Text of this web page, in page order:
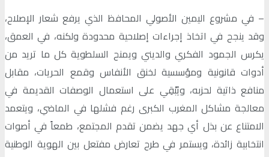
– في مشروع اليمين الأصولي المحافظ الذي يرفع شعار الإصلاح،
وقد ينجح في اتخاذ إجراءات إصلاحية محدودة ولكنه، في العمق،
يكرس الجمود الفكري والديني ويمنح السلطوية كل ما تريد من
أدوات قانونية ومؤسسية لخنق الأنفاس وقمع الحريات، مقابل
منافع ذاتية لحزبه، ويُبْقِي على استعمال الوصفات القديمة في
معالجة مشاكل المغرب الكبرى رغم فشلها في الماضي، ويتعمد
الامتناع عن بذل أي جهد يضمن تقدم المجتمع، طمعاً في أصوات
انتخابية زائدة، ويستمر في طرح تعارض مفتعل بين الهوية الوطنية